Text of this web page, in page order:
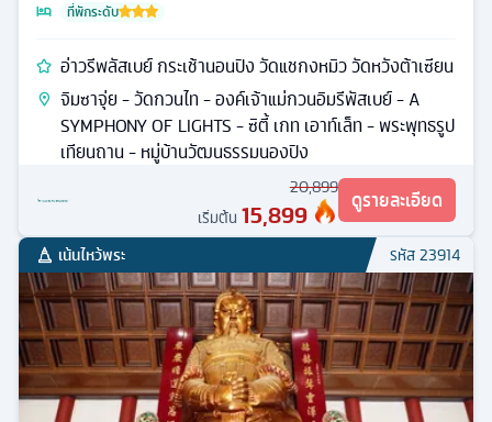
ที่พักระดับ
อ่าวรีพลัสเบย์ กระเช้านอนปิง วัดแชกงหมิว วัดหวังต้าเซียน
จิมซาจุ่ย - วัดกวนไท - องค์เจ้าแม่กวนอิมรีพัสเบย์ - A
SYMPHONY OF LIGHTS - ซิตี้ เกท เอาท์เล็ท - พระพุทธรูป
เทียนถาน - หมู่บ้านวัฒนธรรมนองปิง
20,899
เริ่มต้น 15,899 ดูรายละเอียด
เน้นไหว้พระ รหัส23914